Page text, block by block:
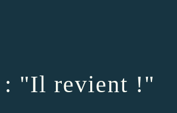
: "Il revient !"